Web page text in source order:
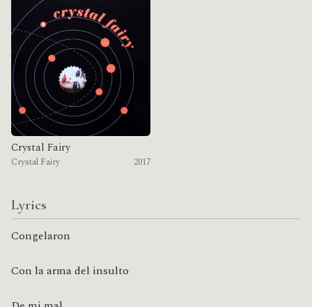
Crystal Fairy
Crystal Fairy 2017
Lyrics
Congelaron
Con la arma del insulto